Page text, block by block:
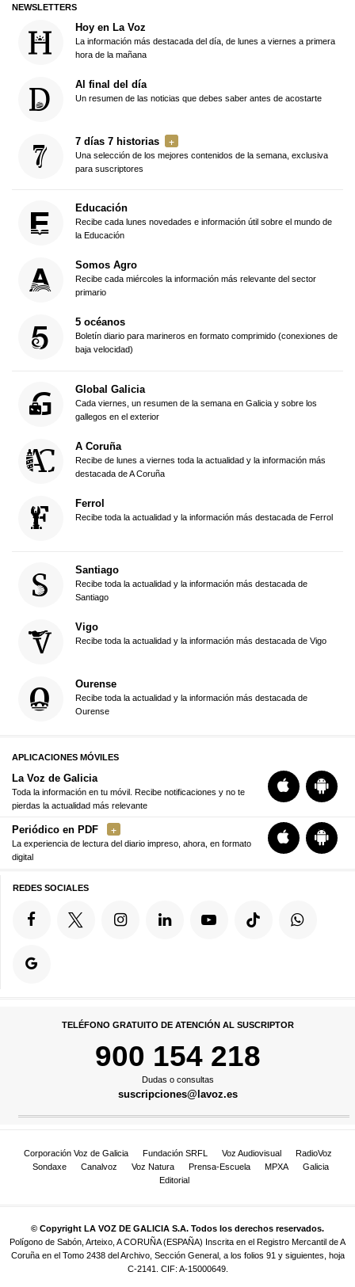
NEWSLETTERS
Hoy en La Voz
La información más destacada del día, de lunes a viernes a primera
hora de la mañana
Al final del día
Un resumen de las noticias que debes saber antes de acostarte
7 días 7 historias
Una selección de los mejores contenidos de la semana, exclusiva
para suscriptores
Educación
Recibe cada lunes novedades e información útil sobre el mundo de
la Educación
Somos Agro
Recibe cada miércoles la información más relevante del sector
primario
5 océanos
Boletín diario para marineros en formato comprimido (conexiones de
baja velocidad)
Global Galicia
Cada viernes, un resumen de la semana en Galicia y sobre los
gallegos en el exterior
A Coruña
Recibe de lunes a viernes toda la actualidad y la información más
destacada de A Coruña
Ferrol
Recibe toda la actualidad y la información más destacada de Ferrol
Santiago
Recibe toda la actualidad y la información más destacada de
Santiago
Vigo
Recibe toda la actualidad y la información más destacada de Vigo
Ourense
Recibe toda la actualidad y la información más destacada de
Ourense
APLICACIONES MÓVILES
La Voz de Galicia
Toda la información en tu móvil. Recibe notificaciones y no te
pierdas la actualidad más relevante
Periódico en PDF
La experiencia de lectura del diario impreso, ahora, en formato
digital
REDES SOCIALES
TELÉFONO GRATUITO DE ATENCIÓN AL SUSCRIPTOR
900 154 218
Dudas o consultas
suscripciones@lavoz.es
Corporación Voz de Galicia Fundación SRFL Voz Audiovisual
RadioVoz
Sondaxe
Canalvoz Voz Natura Prensa-Escuela MPXA
Galicia
Editorial
© Copyright LA VOZ DE GALICIA S.A. Todos los derechos reservados.
Polígono de Sabón, Arteixo, A CORUÑA (ESPAÑA) Inscrita en el Registro Mercantil de A
Coruña en el Tomo 2438 del Archivo, Sección General, a los folios 91 y siguientes, hoja
C-2141. CIF: A-15000649.